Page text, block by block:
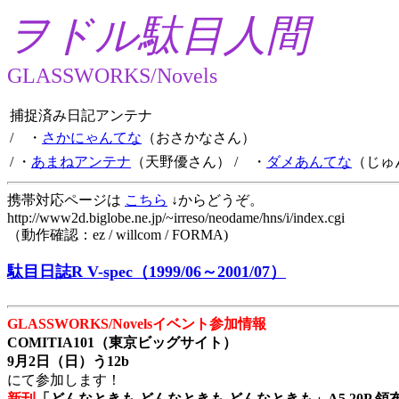
ヲドル駄目人間
GLASSWORKS/Novels
捕捉済み日記アンテナ
/ ・ さかにゃんてな （おさかなさん）
/ ・ あまねアンテナ （天野優さん） / ・ ダメあんてな （じ
携帯対応ページは こちら ↓からどうぞ。
http://www2d.biglobe.ne.jp/~irreso/neodame/hns/i/index.cgi
（動作確認：ez / willcom / FORMA)
駄目日誌R V-spec（1999/06～2001/07）
GLASSWORKS/Novelsイベント参加情報
COMITIA101（東京ビッグサイト）
9月2日（日）う12b
にて参加します！